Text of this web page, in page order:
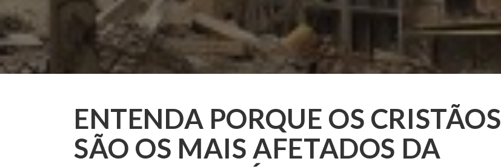
ENTENDA PORQUE OS CRISTÃOS
SÃO OS MAIS AFETADOS DA